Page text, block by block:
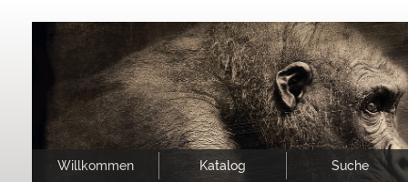
Willkommen Katalog Suche